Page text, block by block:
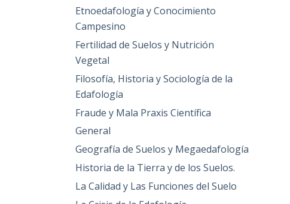
Etnoedafología y Conocimiento
Campesino
Fertilidad de Suelos y Nutrición
Vegetal
Filosofía, Historia y Sociología de la
Edafología
Fraude y Mala Praxis Científica
General
Geografía de Suelos y Megaedafología
Historia de la Tierra y de los Suelos.
La Calidad y Las Funciones del Suelo